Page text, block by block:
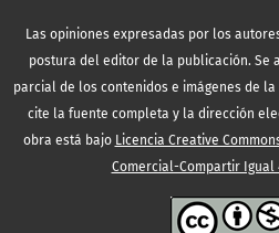
Las opiniones expresadas por los
postura del editor de la publicación. Se
parcial de los contenidos e imágenes de
cite la fuente completa y la dirección
obra está bajo Licencia Creative
Comercial-Compartir